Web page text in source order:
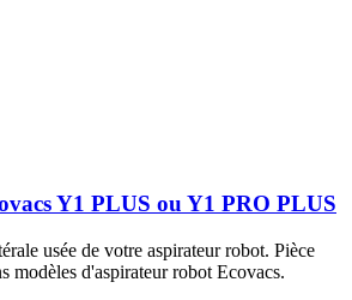
Y1 PLUS ou Y1 PRO PLUS
usée de votre aspirateur robot. Pièce
modèles d'aspirateur robot Ecovacs.